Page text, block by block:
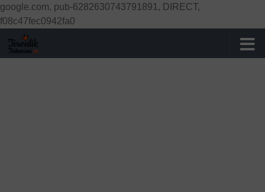
google.com, pub-6282630743791891, DIRECT,
f08c47fec0942fa0
Skip to content